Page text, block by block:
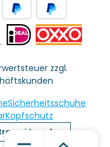
zzgl.
Sicherheitsschuhe
Kopfschutz
widerrufen